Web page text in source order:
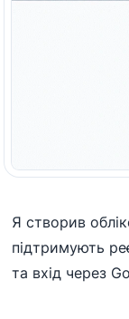
Я створив
підтримують
та вхід через